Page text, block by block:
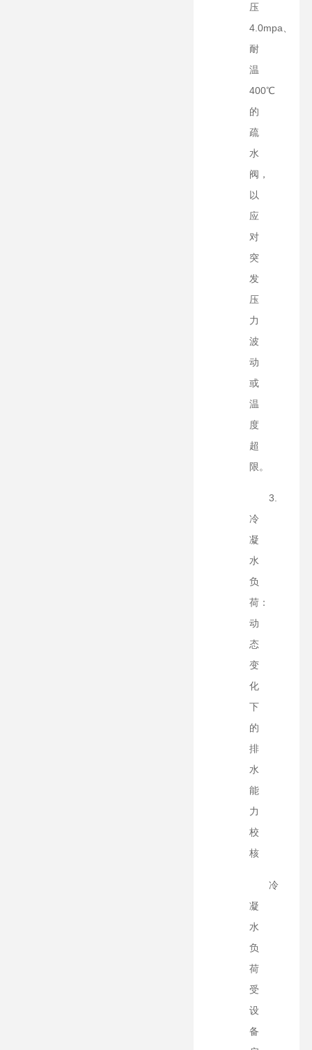
压
4.0mpa、
耐
温
400℃
的
疏
水
阀，
以
应
对
突
发
压
力
波
动
或
温
度
超
限。
3.
冷
凝
水
负
荷：
动
态
变
化
下
的
排
水
能
力
校
核
冷
凝
水
负
荷
受
设
备